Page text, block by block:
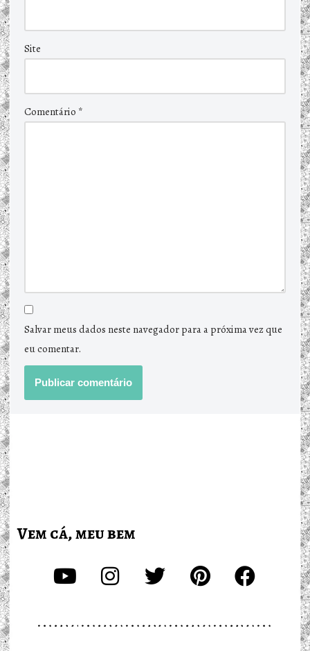
Site
Comentário *
Salvar meus dados neste navegador para a próxima vez que
eu comentar.
Vem cá, meu bem